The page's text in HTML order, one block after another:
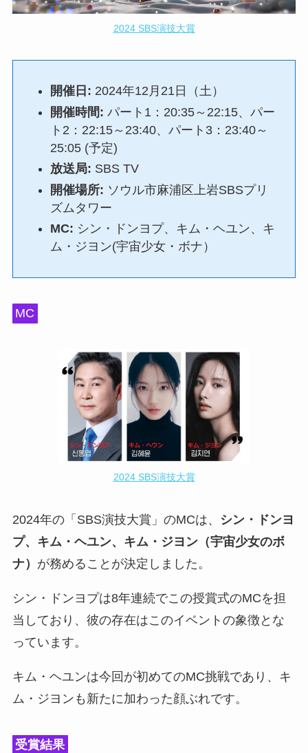
2024 SBS演技大賞
開催日: 2024年12月21日（土）
開催時間: パート1：20:35～22:15、パー
ト2：22:15～23:40、パート3：23:40～
25:05 (予定)
放送局: SBS TV
開催場所: ソウル市麻浦区上岩SBSプリ
ズムタワー
MC: シン・ドンヨプ、キム・ヘユン、キ
ム・ジヨン(宇宙少女・ボナ）
MC
2024 SBS演技大賞
2024年の「SBS演技大賞」のMCは、
シン・ドンヨ
プ、キム・ヘユン、キム・ジヨン（宇宙少女のボ
ナ） が務めることが決定しました。
シン・ドンヨプは8年連続でこの授賞式のMCを担
当しており、彼の存在はこのイベントの象徴とな
っています。
キム・ヘユンは今回が初めてのMC挑戦であり、キ
ム・ジヨンも新たに加わった顔ぶれです。
受賞結果